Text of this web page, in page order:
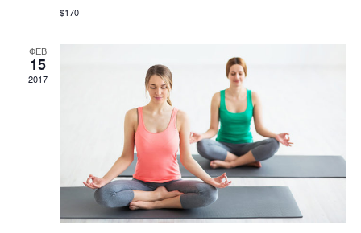
$170
ФЕВ
15
2017